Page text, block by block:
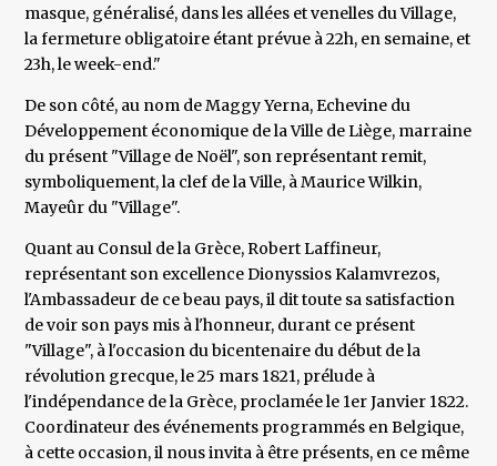
masque, généralisé, dans les allées et venelles du Village,
la fermeture obligatoire étant prévue à 22h, en semaine, et
23h, le week-end."
De son côté, au nom de Maggy Yerna, Echevine du
Développement économique de la Ville de Liège, marraine
du présent "Village de Noël", son représentant remit,
symboliquement, la clef de la Ville, à Maurice Wilkin,
Mayeûr du "Village".
Quant au Consul de la Grèce, Robert Laffineur,
représentant son excellence Dionyssios Kalamvrezos,
l'Ambassadeur de ce beau pays, il dit toute sa satisfaction
de voir son pays mis à l'honneur, durant ce présent
"Village", à l'occasion du bicentenaire du début de la
révolution grecque, le 25 mars 1821, prélude à
l'indépendance de la Grèce, proclamée le 1er Janvier 1822.
Coordinateur des événements programmés en Belgique,
à cette occasion, il nous invita à être présents, en ce même